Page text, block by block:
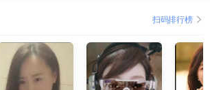
扫码排行榜